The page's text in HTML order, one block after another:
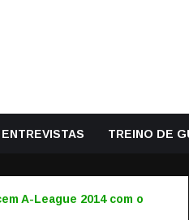
ENTREVISTAS TREINO DE
A-League 2014 com o